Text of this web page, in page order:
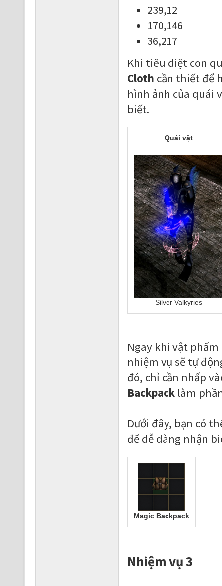
239,12
170,146
36,217
Khi tiêu diệt con
Cloth cần thiết để
hình ảnh của quái
biết.
Quái vật
Silver Valkyries
Ngay khi vật phẩm
nhiệm vụ sẽ tự
đó, chỉ cần nhấp
Backpacklàm
Dưới đây, bạn có
để dễ dàng nhận
Magic Backpack
Nhiệm vụ 3